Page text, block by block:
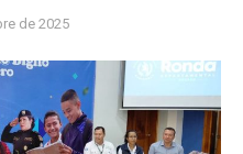
de 2025